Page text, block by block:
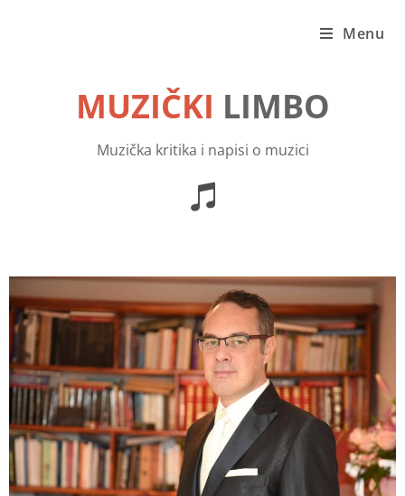
Menu
MUZIČKI LIMBO
Muzička kritika i napisi o muzici